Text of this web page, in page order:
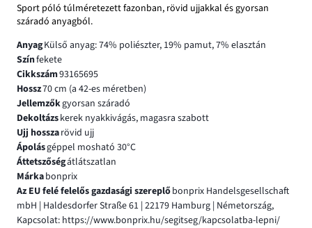
Sport póló túlméretezett fazonban, rövid ujjakkal és gyorsan
száradó anyagból.
AnyagKülső anyag: 74% poliészter, 19% pamut, 7% elasztán
Színfekete
Cikkszám93165695
Hossz70 cm (a 42-es méretben)
Jellemzőkgyorsan száradó
Dekoltázskerek nyakkivágás, magasra szabott
Ujj hosszarövid ujj
Ápolásgéppel mosható 30°C
Áttetszőségátlátszatlan
Márkabonprix
Az EU felé felelős gazdasági szereplőbonprix Handelsgesellschaft
mbH | Haldesdorfer Straße 61 | 22179 Hamburg | Németország,
Kapcsolat: https://www.bonprix.hu/segitseg/kapcsolatba-lepni/